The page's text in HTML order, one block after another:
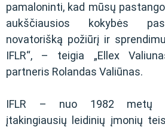
pamaloninti, kad mūsų
aukščiausios kokybės
novatorišką požiūrį ir
IFLR“, – teigia „Ellex
partneris Rolandas Valiūnas.
IFLR – nuo 1982 metų
įtakingiausių leidinių įmonių